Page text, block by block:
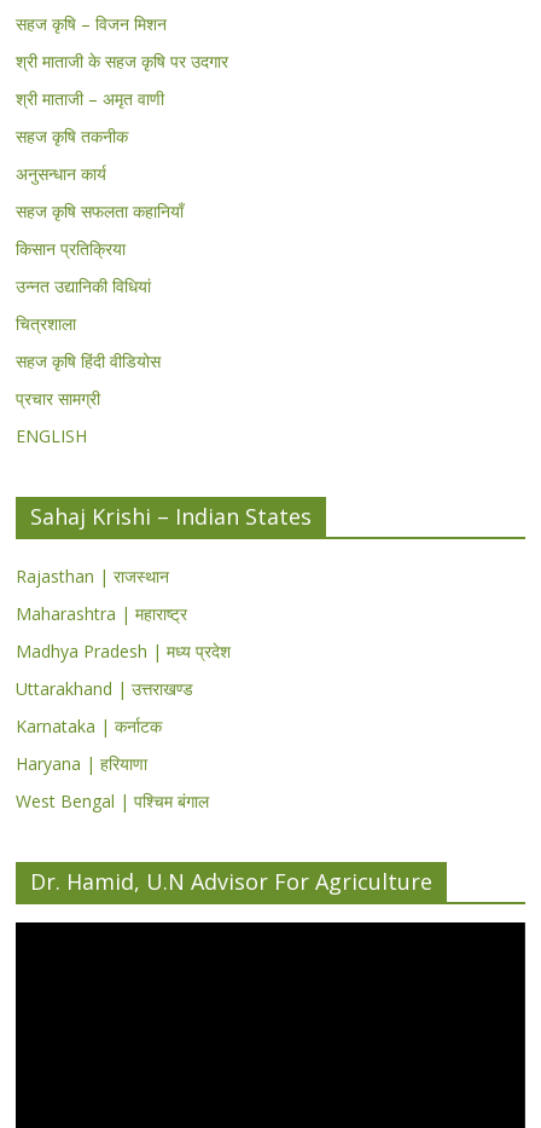
सहज कृषि – विजन मिशन
श्री माताजी के सहज कृषि पर उदगार
श्री माताजी – अमृत वाणी
सहज कृषि तकनीक
अनुसन्धान कार्य
सहज कृषि सफलता कहानियाँ
किसान प्रतिक्रिया
उन्नत उद्यानिकी विधियां
चित्रशाला
सहज कृषि हिंदी वीडियोस
प्रचार सामग्री
ENGLISH
Sahaj Krishi – Indian States
Rajasthan | राजस्थान
Maharashtra | महाराष्ट्र
Madhya Pradesh | मध्य प्रदेश
Uttarakhand | उत्तराखण्ड
Karnataka | कर्नाटक
Haryana | हरियाणा
West Bengal | पश्चिम बंगाल
Dr. Hamid, U.N Advisor For Agriculture